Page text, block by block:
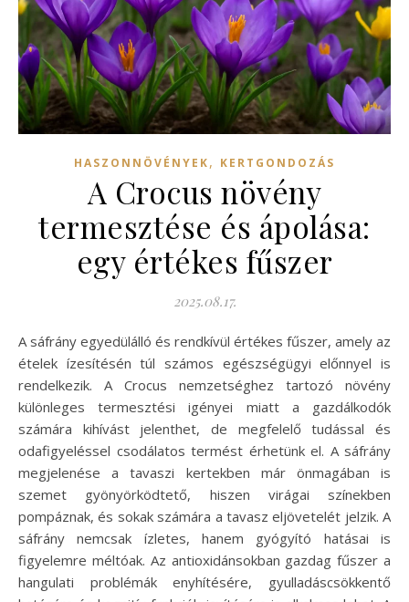
HASZONNÖVÉNYEK, KERTGONDOZÁS
A Crocus növény
termesztése és ápolása:
egy értékes fűszer
2025.08.17.
A sáfrány egyedülálló és rendkívül értékes fűszer, amely az
ételek ízesítésén túl számos egészségügyi előnnyel is
rendelkezik. A Crocus nemzetséghez tartozó növény
különleges termesztési igényei miatt a gazdálkodók
számára kihívást jelenthet, de megfelelő tudással és
odafigyeléssel csodálatos termést érhetünk el. A sáfrány
megjelenése a tavaszi kertekben már önmagában is
szemet gyönyörködtető, hiszen virágai színekben
pompáznak, és sokak számára a tavasz eljövetelét jelzik. A
sáfrány nemcsak ízletes, hanem gyógyító hatásai is
figyelemre méltóak. Az antioxidánsokban gazdag fűszer a
hangulati problémák enyhítésére, gyulladáscsökkentő